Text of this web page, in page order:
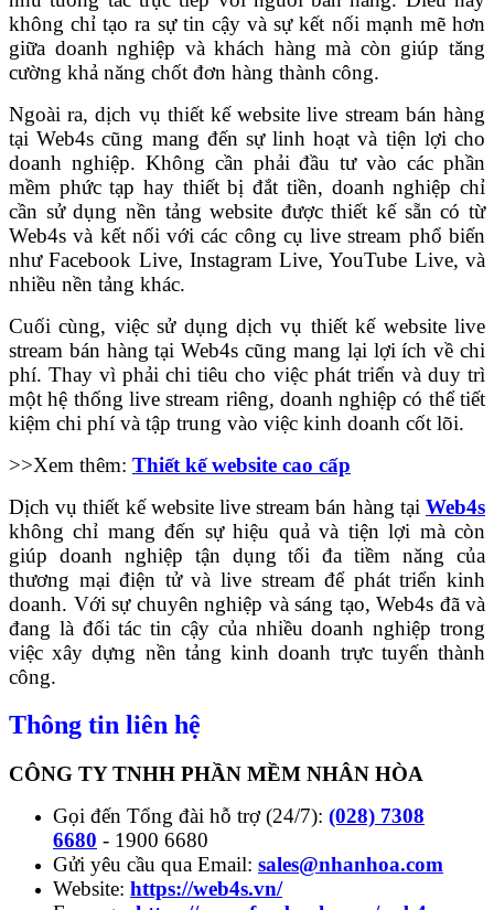
không chỉ tạo ra sự tin cậy và sự kết nối mạnh mẽ hơn
giữa doanh nghiệp và khách hàng mà còn giúp tăng
cường khả năng chốt đơn hàng thành công.
Ngoài ra, dịch vụ thiết kế website live stream bán hàng
tại Web4s cũng mang đến sự linh hoạt và tiện lợi cho
doanh nghiệp. Không cần phải đầu tư vào các phần
mềm phức tạp hay thiết bị đắt tiền, doanh nghiệp chỉ
cần sử dụng nền tảng website được thiết kế sẵn có từ
Web4s và kết nối với các công cụ live stream phổ biến
như Facebook Live, Instagram Live, YouTube Live, và
nhiều nền tảng khác.
Cuối cùng, việc sử dụng dịch vụ thiết kế website live
stream bán hàng tại Web4s cũng mang lại lợi ích về chi
phí. Thay vì phải chi tiêu cho việc phát triển và duy trì
một hệ thống live stream riêng, doanh nghiệp có thể tiết
kiệm chi phí và tập trung vào việc kinh doanh cốt lõi.
>>Xem thêm: Thiết kế website cao cấp
Dịch vụ thiết kế website live stream bán hàng tại Web4s
không chỉ mang đến sự hiệu quả và tiện lợi mà còn
giúp doanh nghiệp tận dụng tối đa tiềm năng của
thương mại điện tử và live stream để phát triển kinh
doanh. Với sự chuyên nghiệp và sáng tạo, Web4s đã và
đang là đối tác tin cậy của nhiều doanh nghiệp trong
việc xây dựng nền tảng kinh doanh trực tuyến thành
công.
Thông tin liên hệ
CÔNG TY TNHH PHẦN MỀM NHÂN HÒA
Gọi đến Tổng đài hỗ trợ (24/7): (028) 7308
6680 - 1900 6680
Gửi yêu cầu qua Email: sales@nhanhoa.com
Website: https://web4s.vn/